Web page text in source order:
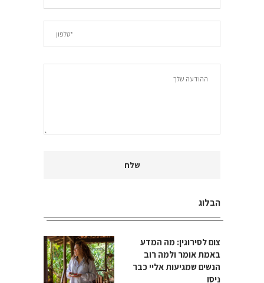
הבלוג
צום לסירוגין: מה המדע
באמת אומר ולמה רוב
הנשים שמגיעות אליי כבר
ניסו